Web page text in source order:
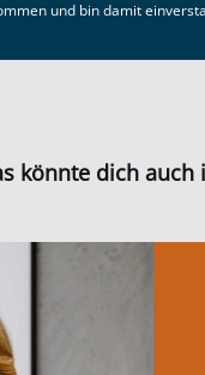
und bin damit
könnte dich auch